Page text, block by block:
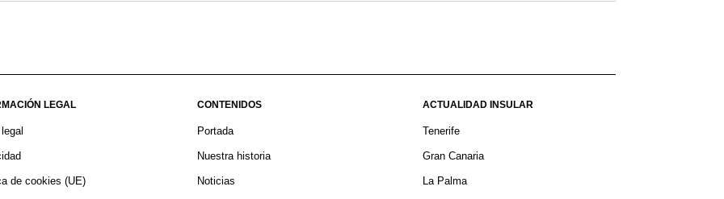
LEGAL
de cookies (UE)
CONTENIDOS
Portada
Nuestra historia
Noticias
ACTUALIDAD INSULAR
Tenerife
Gran Canaria
La Palma